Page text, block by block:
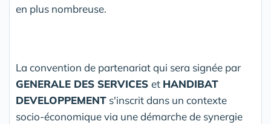
en plus nombreuse.
La convention de partenariat qui sera signée par
GENERALE DES SERVICES et HANDIBAT
DEVELOPPEMENT s'inscrit dans un contexte
socio-économique via une démarche de synergie